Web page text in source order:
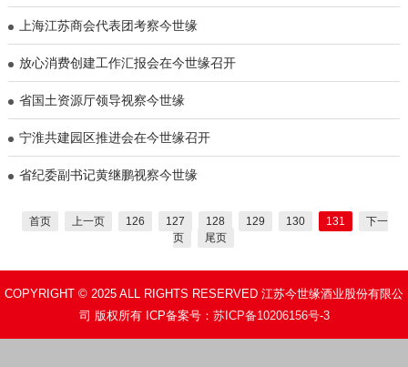
上海江苏商会代表团考察今世缘
放心消费创建工作汇报会在今世缘召开
省国土资源厅领导视察今世缘
宁淮共建园区推进会在今世缘召开
省纪委副书记黄继鹏视察今世缘
首页 上一页 126 127 128 129 130 131
下一
页
尾页
COPYRIGHT © 2025 ALL RIGHTS RESERVED 江苏今世缘酒业股份有限公
司 版权所有 ICP备案号： 苏ICP备10206156号-3